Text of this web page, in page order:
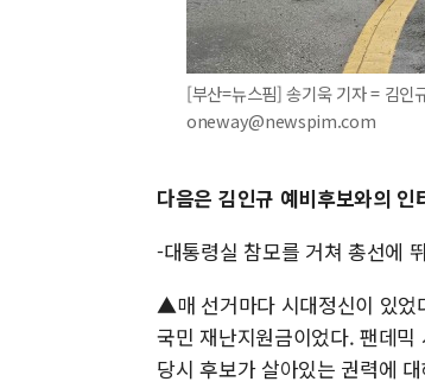
[부산=뉴스핌] 송기욱 기자 = 김인
oneway@newspim.com
다음은 김인규 예비후보와의 인
-대통령실 참모를 거쳐 총선에
▲매 선거마다 시대정신이 있었
국민 재난지원금이었다. 팬데
당시 후보가 살아있는 권력에